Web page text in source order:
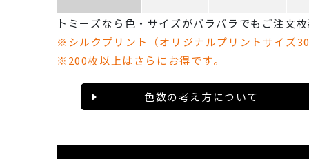
トミーズなら色・サイズがバラバラでもご注文
※シルクプリント（オリジナルプリントサイズ
※200枚以上はさらにお得です。
色数の考え方について